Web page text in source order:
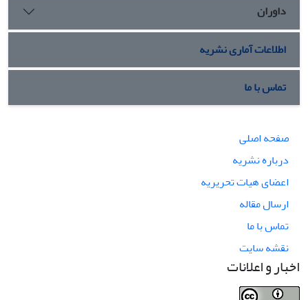
داوران
اطلاعات آماری نشریه
تماس با ما
صفحه اصلی
درباره نشریه
اعضای هیات تحریریه
ارسال مقاله
تماس با ما
نقشه سایت
اخبار و اعلانات